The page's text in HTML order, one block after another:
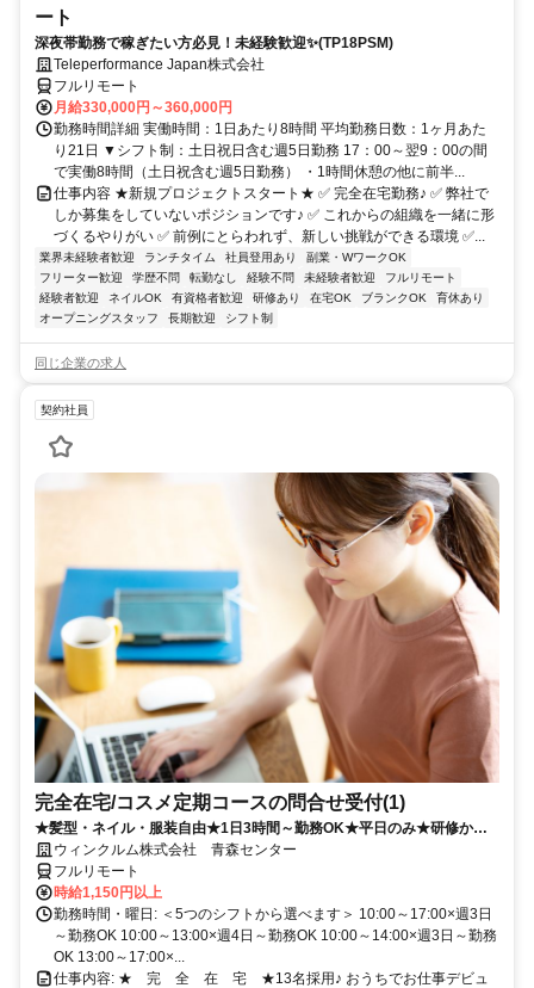
ート
深夜帯勤務で稼ぎたい方必見！未経験歓迎✨(TP18PSM)
Teleperformance Japan株式会社
フルリモート
月給330,000円～360,000円
勤務時間詳細 実働時間：1日あたり8時間 平均勤務日数：1ヶ月あた
り21日 ▼シフト制：土日祝日含む週5日勤務 17：00～翌9：00の間
で実働8時間（土日祝含む週5日勤務） ・1時間休憩の他に前半...
仕事内容 ★新規プロジェクトスタート★ ✅ 完全在宅勤務♪ ✅ 弊社で
しか募集をしていないポジションです♪ ✅ これからの組織を一緒に形
づくるやりがい ✅ 前例にとらわれず、新しい挑戦ができる環境 ✅...
業界未経験者歓迎 ランチタイム 社員登用あり
副業・WワークOK
フリーター歓迎
学歴不問 転勤なし 経験不問 未経験者歓迎
フルリモート
経験者歓迎
ネイルOK 有資格者歓迎 研修あり 在宅OK ブランクOK
育休あり
オープニングスタッフ
長期歓迎 シフト制
同じ企業の求人
契約社員
完全在宅/コスメ定期コースの問合せ受付(1)
★髪型・ネイル・服装自由★1日3時間～勤務OK★平日のみ★研修から
フルリモート！
ウィンクルム株式会社 青森センター
フルリモート
時給1,150円以上
勤務時間・曜日: ＜5つのシフトから選べます＞ 10:00～17:00×週3日
～勤務OK 10:00～13:00×週4日～勤務OK 10:00～14:00×週3日～勤務
OK 13:00～17:00×...
仕事内容: ★ 完 全 在 宅 ★13名採用♪ おうちでお仕事デビュ